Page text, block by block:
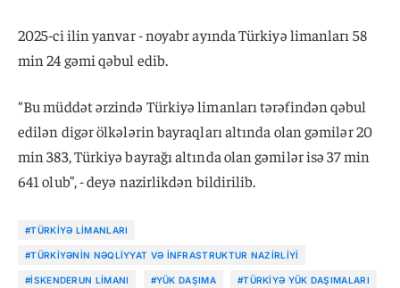
2025-ci ilin yanvar - noyabr ayında Türkiyə limanları 58
min 24 gəmi qəbul edib.
“Bu müddət ərzində Türkiyə limanları tərəfindən qəbul
edilən digər ölkələrin bayraqları altında olan gəmilər 20
min 383, Türkiyə bayrağı altında olan gəmilər isə 37 min
641 olub”, - deyə nazirlikdən bildirilib.
#TÜRKIYƏ LIMANLARI
#TÜRKIYƏNIN NƏQLIYYAT VƏ İNFRASTRUKTUR NAZIRLIYI
#İSKENDERUN LIMANI #YÜK DAŞIMA #TÜRKIYƏ YÜK DAŞIMALARI